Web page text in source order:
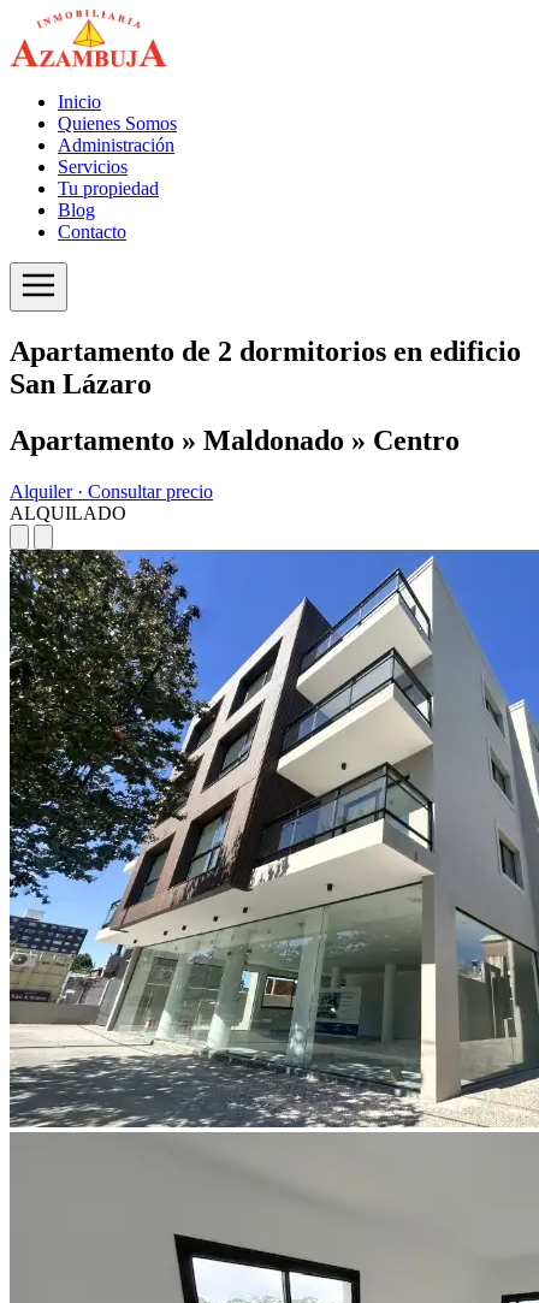
Inicio
Quienes Somos
Administración
Servicios
Tu propiedad
Blog
Contacto
Apartamento de 2 dormitorios en edificio
San Lázaro
Apartamento » Maldonado » Centro
Alquiler · Consultar precio
ALQUILADO